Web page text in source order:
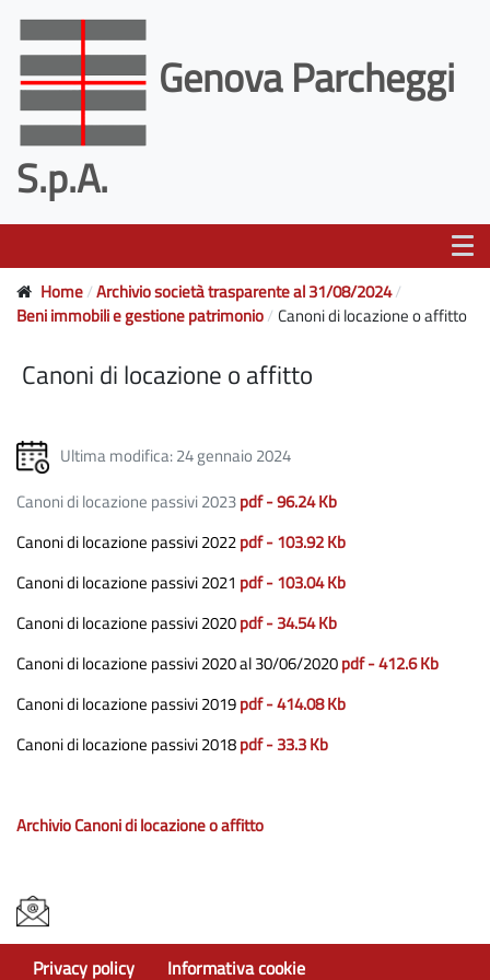
Genova Parcheggi
S.p.A.
Home Archivio società trasparente al 31/08/2024
Beni immobili e gestione patrimonio
Canoni di locazione o affitto
Canoni di locazione o affitto
Ultima modifica: 24 gennaio 2024
Canoni di locazione passivi 2023pdf - 96.24 Kb
Canoni di locazione passivi 2022pdf - 103.92 Kb
Canoni di locazione passivi 2021 pdf - 103.04 Kb
Canoni di locazione passivi 2020pdf - 34.54 Kb
Canoni di locazione passivi 2020 al 30/06/2020pdf - 412.6 Kb
Canoni di locazione passivi 2019pdf - 414.08 Kb
Canoni di locazione passivi 2018pdf - 33.3 Kb
Archivio Canoni di locazione o affitto
Privacy policy Informativa cookie